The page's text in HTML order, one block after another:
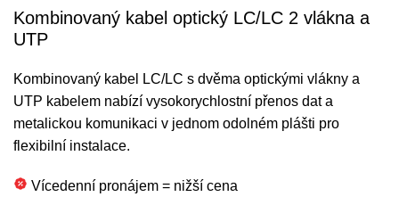
Kombinovaný kabel optický LC/LC 2 vlákna a
UTP
Kombinovaný kabel LC/LC s dvěma optickými vlákny a
UTP kabelem nabízí vysokorychlostní přenos dat a
metalickou komunikaci v jednom odolném plášti pro
flexibilní instalace.
Vícedenní pronájem = nižší cena